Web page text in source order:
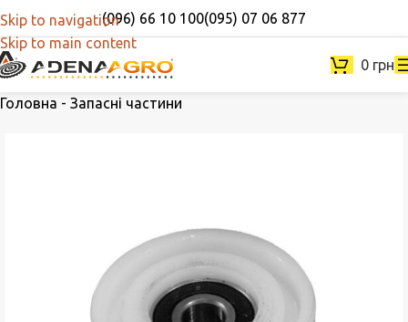
Skip to navigation
Skip to main content
(096) 66 10 100(095) 07 06 877
0 грн
Головна - Запасні частини